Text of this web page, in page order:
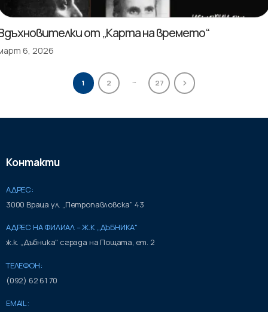
от „Карта на времето“
6, 2026
1 2 … 27
Контакти
АДРЕС:
3000 Враца ул. „Петропавловска" 43
АДРЕС НА ФИЛИАЛ – Ж.К „ДЪБНИКА"
ж.к. „Дъбника" сграда на Пощата, ет. 2
ТЕЛЕФОН:
(092) 62 61 70
EMAIL: